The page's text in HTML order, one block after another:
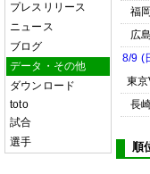
プレスリリース
ニュース
ブログ
データ・その他
ダウンロード
toto
試合
選手
福岡
広島
8/9 (
東京
長
順